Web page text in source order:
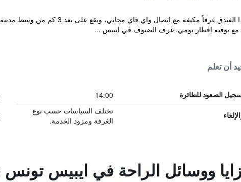
مع بوفيه إفطار يومي. غرف الضيوف في ايبيس ...
أن تعلم
الصعود للطائرة 14:00
تختلف السياسات حسب نوع
الغرفة ومزود الخدمة.
ووسائل الراحة في ايبيس تونس